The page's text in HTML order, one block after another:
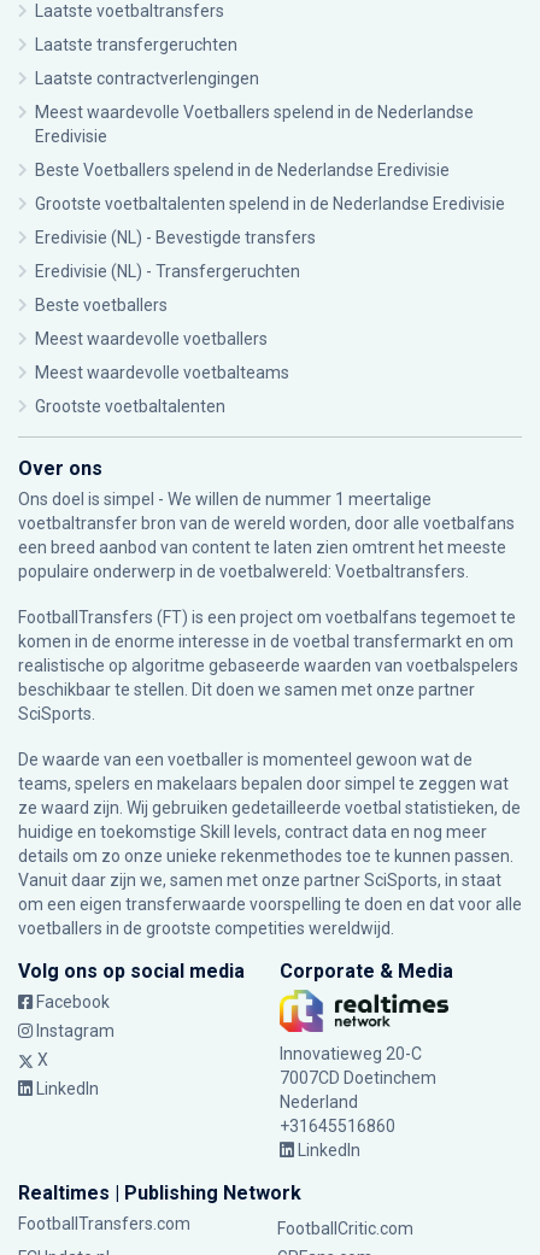
Laatste voetbaltransfers
Laatste transfergeruchten
Laatste contractverlengingen
Meest waardevolle Voetballers spelend in de Nederlandse
Eredivisie
Beste Voetballers spelend in de Nederlandse Eredivisie
Grootste voetbaltalenten spelend in de Nederlandse Eredivisie
Eredivisie (NL) - Bevestigde transfers
Eredivisie (NL) - Transfergeruchten
Beste voetballers
Meest waardevolle voetballers
Meest waardevolle voetbalteams
Grootste voetbaltalenten
Over ons
Ons doel is simpel - We willen de nummer 1 meertalige
voetbaltransfer bron van de wereld worden, door alle voetbalfans
een breed aanbod van content te laten zien omtrent het meeste
populaire onderwerp in de voetbalwereld: Voetbaltransfers.
FootballTransfers (FT) is een project om voetbalfans tegemoet te
komen in de enorme interesse in de voetbal transfermarkt en om
realistische op algoritme gebaseerde waarden van voetbalspelers
beschikbaar te stellen. Dit doen we samen met onze partner
SciSports
De waarde van een voetballer is momenteel gewoon wat de
teams, spelers en makelaars bepalen door simpel te zeggen wat
ze waard zijn. Wij gebruiken gedetailleerde voetbal statistieken, de
huidige en toekomstige Skill levels, contract data en nog meer
details om zo onze unieke rekenmethodes toe te kunnen passen.
Vanuit daar zijn we, samen met onze partner SciSports, in staat
om een eigen transferwaarde voorspelling te doen en dat voor alle
voetballers in de grootste competities wereldwijd.
Volg ons op social media
Facebook
Instagram
X
LinkedIn
Corporate & Media
Innovatieweg 20-C
7007CD Doetinchem
Nederland
+31645516860
LinkedIn
Realtimes | Publishing Network
FootballTransfers.com
FootballCritic.com